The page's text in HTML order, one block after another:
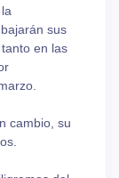
sus
en las
cambio, su